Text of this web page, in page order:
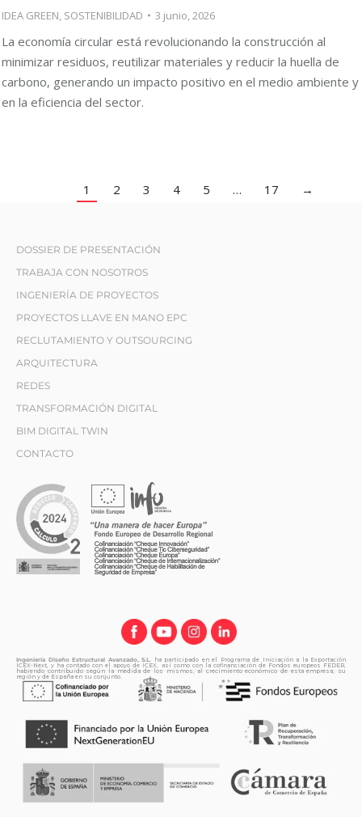
IDEA GREEN, SOSTENIBILIDAD 3 junio, 2026
La economía circular está revolucionando la construcción al
minimizar residuos, reutilizar materiales y reducir la huella de
carbono, generando un impacto positivo en el medio ambiente y
en la eficiencia del sector.
1 2 3 4 5 … 17 →
DOSSIER DE PRESENTACIÓN
TRABAJA CON NOSOTROS
INGENIERÍA DE PROYECTOS
PROYECTOS LLAVE EN MANO EPC
RECLUTAMIENTO Y OUTSOURCING
ARQUITECTURA
REDES
TRANSFORMACIÓN DIGITAL
BIM DIGITAL TWIN
CONTACTO
Ingeniería Diseño Estructural Avanzado, S.L. ha participado en el Programa de Iniciación a la Exportación
ICEX-Next, y ha contado con el apoyo de ICEX, así como con la cofinanciación de Fondos europeos FEDER,
habiendo contribuido según la medida de los mismos, al crecimiento económico de esta empresa, su
región y de España en su conjunto.